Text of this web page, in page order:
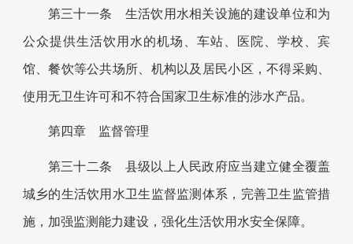
第三十一条 生活饮用水相关设施的建设单位和为
公众提供生活饮用水的机场、车站、医院、学校、宾
馆、餐饮等公共场所、机构以及居民小区，不得采购、
使用无卫生许可和不符合国家卫生标准的涉水产品。
第四章 监督管理
第三十二条 县级以上人民政府应当建立健全覆盖
城乡的生活饮用水卫生监督监测体系，完善卫生监管措
施，加强监测能力建设，强化生活饮用水安全保障。